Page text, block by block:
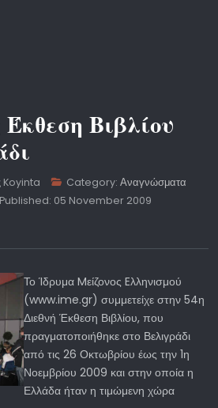
Βιβλίου
Koyinta Category:Αναγνώσματα
Published: 05 November 2009
Το Ίδρυμα Mείζονος Eλληνισμού
(www.ime.gr) συμμετείχε στην 54η
Διεθνή Έκθεση Βιβλίου, που
πραγματοποιήθηκε στο Βελιγράδι
από τις 26 Οκτωβρίου έως την 1η
Νοεμβρίου 2009 και στην οποία η
Ελλάδα ήταν η τιμώμενη χώρα